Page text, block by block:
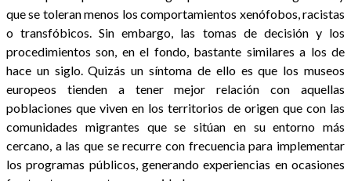
que se toleran menos los comportamientos xenófobos, racistas
o transfóbicos. Sin embargo, las tomas de decisión y los
procedimientos son, en el fondo, bastante similares a los de
hace un siglo. Quizás un síntoma de ello es que los museos
europeos tienden a tener mejor relación con aquellas
poblaciones que viven en los territorios de origen que con las
comunidades migrantes que se sitúan en su entorno más
cercano, a las que se recurre con frecuencia para implementar
los programas públicos, generando experiencias en ocasiones